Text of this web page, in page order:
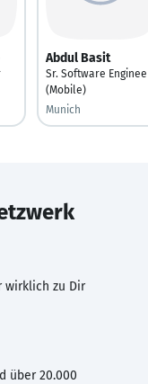
Abdul Basit
Sr. Software
(Mobile)
Munich
wirklich zu Dir
über 20.000